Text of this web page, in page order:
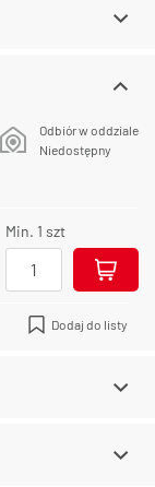
Odbiór w oddziale
Niedostępny
Min. 1 szt
Dodaj do listy